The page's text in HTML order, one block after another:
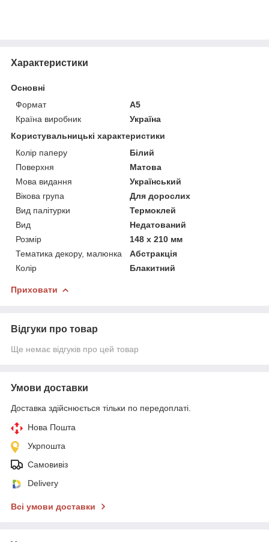
Характеристики
Основні
Формат
A5
Країна виробник
Україна
Користувальницькі характеристики
Колір паперу
Білий
Поверхня
Матова
Мова видання
Український
Вікова група
Для дорослих
Вид палітурки
Термоклей
Вид
Недатований
Розмір
148 x 210 мм
Тематика декору, малюнка
Абстракція
Колір
Блакитний
Приховати
Відгуки про товар
Ще немає відгуків про цей товар
Умови доставки
Доставка здійснюється тільки по передоплаті.
Нова Пошта
Укрпошта
Самовивіз
Delivery
Всі умови доставки